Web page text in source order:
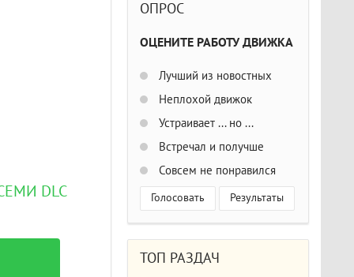
DLC
ОПРОС
ОЦЕНИТЕ РАБОТУ ДВИЖКА
Лучший из новостных
Неплохой движок
Устраивает ... но ...
Встречал и получше
Совсем не понравился
Голосовать Результаты
ТОП РАЗДАЧ